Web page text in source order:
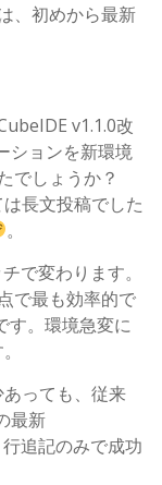
、初めから最新
v1.1.0改
ションを新環境
でしょうか？
長文投稿でした
。
で変わります。
で最も効率的で
す。環境急変に
っても、従来
最新
追記のみで成功